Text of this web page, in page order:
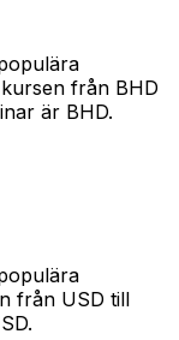
från BHD
är BHD.
från USD till